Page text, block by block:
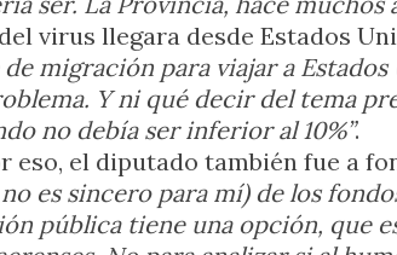
virus llegara desde Estados
migración para viajar a
Y ni qué decir del tema
no debía ser inferior al 10%”.
eso, el diputado también fue a
es sincero para mí) de los
pública tiene una opción, que